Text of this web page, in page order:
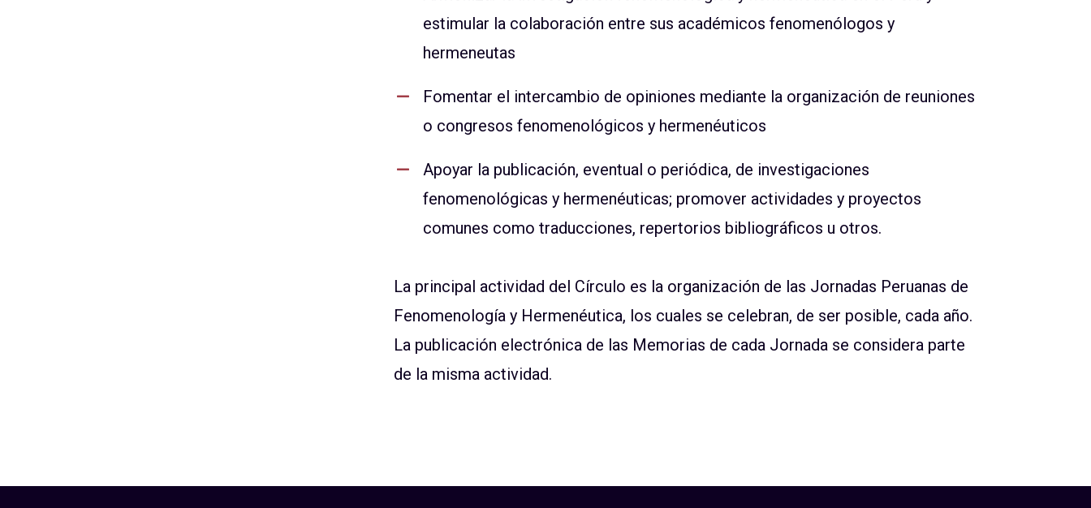
estimular la colaboración entre sus académicos fenomenólogos y
hermeneutas
Fomentar el intercambio de opiniones mediante la organización de reuniones
o congresos fenomenológicos y hermenéuticos
Apoyar la publicación, eventual o periódica, de investigaciones
fenomenológicas y hermenéuticas; promover actividades y proyectos
comunes como traducciones, repertorios bibliográficos u otros.
La principal actividad del Círculo es la organización de las Jornadas Peruanas de
Fenomenología y Hermenéutica, los cuales se celebran, de ser posible, cada año.
La publicación electrónica de las Memorias de cada Jornada se considera parte
de la misma actividad.